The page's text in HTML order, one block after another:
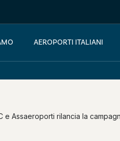
AEROPORTI ITALIANI
e Assaeroporti rilancia la